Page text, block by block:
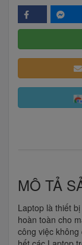
MÔ TẢ
Laptop là thiết
hoàn toàn cho
công việc